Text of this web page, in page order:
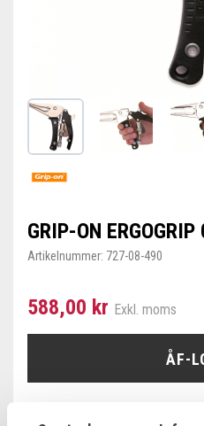
GRIP-ON
Artikelnummer: 727-08-490
588,00 kr Exkl. moms
ÅF-